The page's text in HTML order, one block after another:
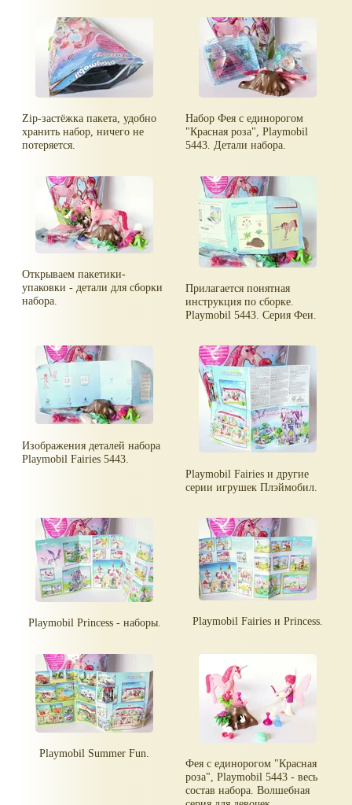
Zip-застёжка пакета, удобно
хранить набор, ничего не
потеряется.
Набор Фея с единорогом
"Красная роза", Playmobil
5443. Детали набора.
Открываем пакетики-
упаковки - детали для сборки
набора.
Прилагается понятная
инструкция по сборке.
Playmobil 5443. Серия Феи.
Изображения деталей набора
Playmobil Fairies 5443.
Playmobil Fairies и другие
серии игрушек Плэймобил.
Playmobil Princess - наборы. Playmobil Fairies и Princess.
Playmobil Summer Fun.
Фея с единорогом "Красная
роза", Playmobil 5443 - весь
состав набора. Волшебная